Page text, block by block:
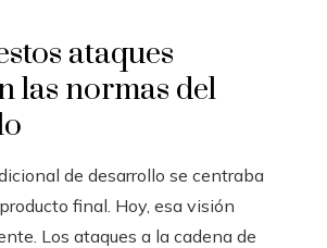
ataques
las normas del
de desarrollo se centraba
final. Hoy, esa visión
Los ataques a la cadena de